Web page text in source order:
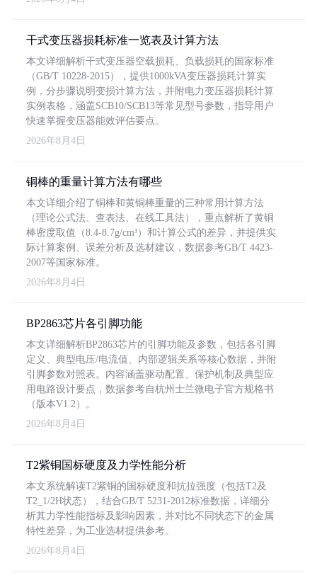
干式变压器损耗标准一览表及计算方法
本文详细解析干式变压器空载损耗、负载损耗的国家标准
（GB/T 10228-2015），提供1000kVA变压器损耗计算实
例，分步骤说明变损计算方法，并附电力变压器损耗计算
实例表格，涵盖SCB10/SCB13等常见型号参数，指导用户
快速掌握变压器能效评估要点。
2026年8月4日
铜棒的重量计算方法有哪些
本文详细介绍了铜棒和黄铜棒重量的三种常用计算方法
（理论公式法、查表法、在线工具法），重点解析了黄铜
棒密度取值（8.4-8.7g/cm³）和计算公式的差异，并提供实
际计算案例、误差分析及选材建议，数据参考GB/T 4423-
2007等国家标准。
2026年8月4日
BP2863芯片各引脚功能
本文详细解析BP2863芯片的引脚功能及参数，包括各引脚
定义、典型电压/电流值、内部逻辑关系等核心数据，并附
引脚参数对照表。内容涵盖驱动配置、保护机制及典型应
用电路设计要点，数据参考自杭州士兰微电子官方规格书
（版本V1.2）。
2026年8月4日
T2紫铜国标硬度及力学性能分析
本文系统解读T2紫铜的国标硬度和抗拉强度（包括T2及
T2_1/2H状态），结合GB/T 5231-2012标准数据，详细分
析其力学性能指标及影响因素，并对比不同状态下的金属
特性差异，为工业选材提供参考。
2026年8月4日